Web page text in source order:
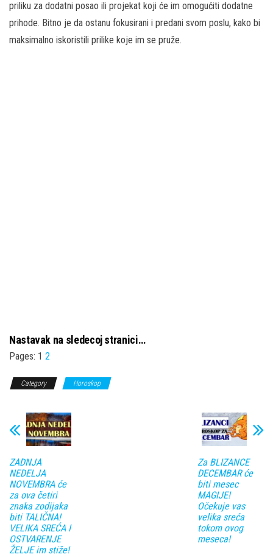
priliku za dodatni posao ili projekat koji će im omogućiti dodatne
prihode. Bitno je da ostanu fokusirani i predani svom poslu, kako bi
maksimalno iskoristili prilike koje im se pruže.
Nastavak na sledecoj stranici…
Pages: 1 2
Category Horoskop
ZADNJA
NEDELJA
NOVEMBRA će
za ova četiri
znaka zodijaka
biti TALIČNA!
VELIKA SREĆA I
OSTVARENJE
ŽELJE im stiže!
Za BLIZANCE
DECEMBAR će
biti mesec
MAGIJE!
Očekuje vas
velika sreća
tokom ovog
meseca!